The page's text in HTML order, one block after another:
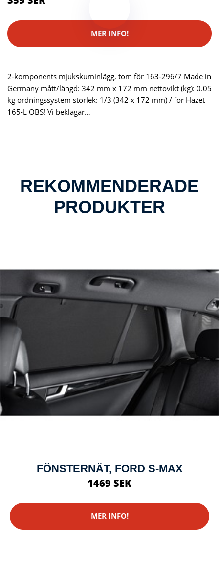
MER INFO!
2-komponents mjukskuminlägg, tom för 163-296/7 Made in
Germany mått/längd: 342 mm x 172 mm nettovikt (kg): 0.05
kg ordningssystem storlek: 1/3 (342 x 172 mm) / för Hazet
165-L OBS! Vi beklagar…
REKOMMENDERADE
PRODUKTER
FÖNSTERNÄT, FORD S-MAX
1469 SEK
MER INFO!